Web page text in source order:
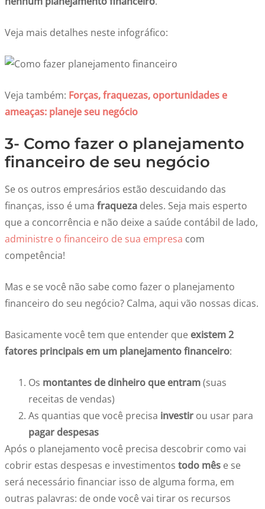
Veja mais detalhes neste infográfico:
Veja também: Forças, fraquezas, oportunidades e
ameaças: planeje seu negócio
3- Como fazer o planejamento
financeiro de seu negócio
Se os outros empresários estão descuidando das
finanças, isso é uma fraqueza deles. Seja mais esperto
que a concorrência e não deixe a saúde contábil de lado,
administre o financeiro de sua empresa com
competência!
Mas e se você não sabe como fazer o planejamento
financeiro do seu negócio? Calma, aqui vão nossas dicas.
Basicamente você tem que entender que existem 2
fatores principais em um planejamento financeiro:
Os montantes de dinheiro que entram(suas
receitas de vendas)
As quantias que você precisa investir ou usar para
pagar despesas
Após o planejamento você precisa descobrir como vai
cobrir estas despesas e investimentos todo mês e se
será necessário financiar isso de alguma forma, em
outras palavras: de onde você vai tirar os recursos